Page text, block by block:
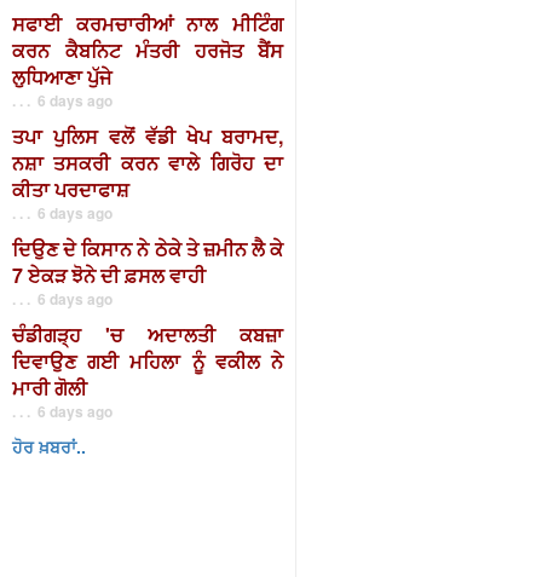
ਸਫਾਈ ਕਰਮਚਾਰੀਆਂ ਨਾਲ ਮੀਟਿੰਗ
ਕਰਨ ਕੈਬਨਿਟ ਮੰਤਰੀ ਹਰਜੋਤ ਬੈਂਸ
ਲੁਧਿਆਣਾ ਪੁੱਜੇ
. . . 6 days ago
ਤਪਾ ਪੁਲਿਸ ਵਲੋਂ ਵੱਡੀ ਖੇਪ ਬਰਾਮਦ,
ਨਸ਼ਾ ਤਸਕਰੀ ਕਰਨ ਵਾਲੇ ਗਿਰੋਹ ਦਾ
ਕੀਤਾ ਪਰਦਾਫਾਸ਼
. . . 6 days ago
ਦਿਉਣ ਦੇ ਕਿਸਾਨ ਨੇ ਠੇਕੇ ਤੇ ਜ਼ਮੀਨ ਲੈ ਕੇ
7 ਏਕੜ ਝੋਨੇ ਦੀ ਫ਼ਸਲ ਵਾਹੀ
. . . 6 days ago
ਚੰਡੀਗੜ੍ਹ 'ਚ ਅਦਾਲਤੀ ਕਬਜ਼ਾ
ਦਿਵਾਉਣ ਗਈ ਮਹਿਲਾ ਨੂੰ ਵਕੀਲ ਨੇ
ਮਾਰੀ ਗੋਲੀ
. . . 6 days ago
ਹੋਰ ਖ਼ਬਰਾਂ..